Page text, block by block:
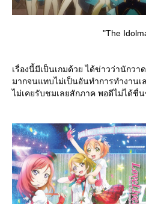
"The
เรื่องนี้มีเป็นเกมด้วย ได้ข่าวว่านักว
มากจนแทบไม่เป็นอันทำการทำงานเ
ไม่เคยรับชมเลยสักภาค พอดีไม่ได้ชื่